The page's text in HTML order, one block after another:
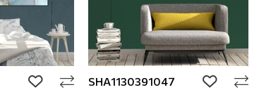
add to wishlistSHA1130391047 add to